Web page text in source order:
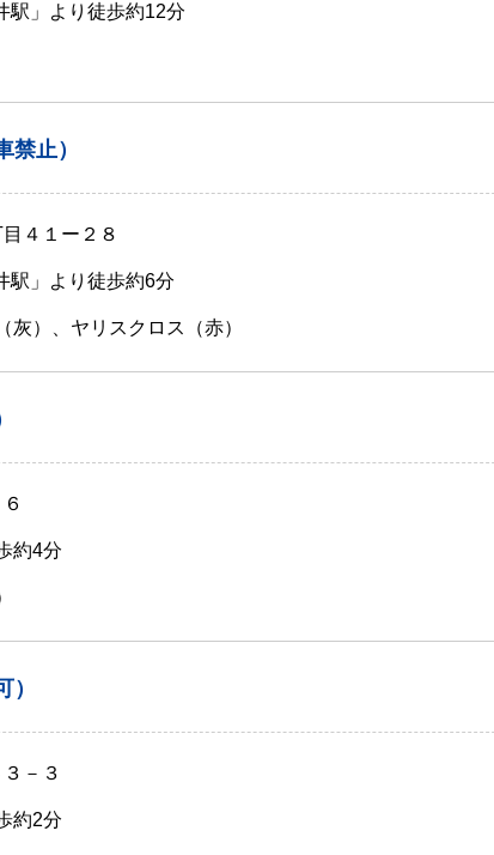
駅」より徒歩約12分
止）
４１ー２８
駅」より徒歩約6分
）、ヤリスクロス（赤）
約4分
－３
約2分